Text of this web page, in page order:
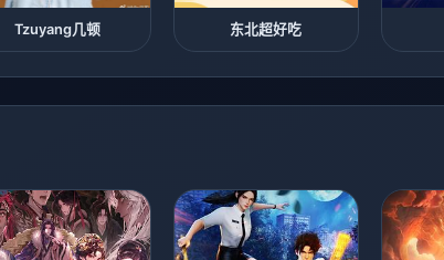
Tzuyang几顿 东北超好吃